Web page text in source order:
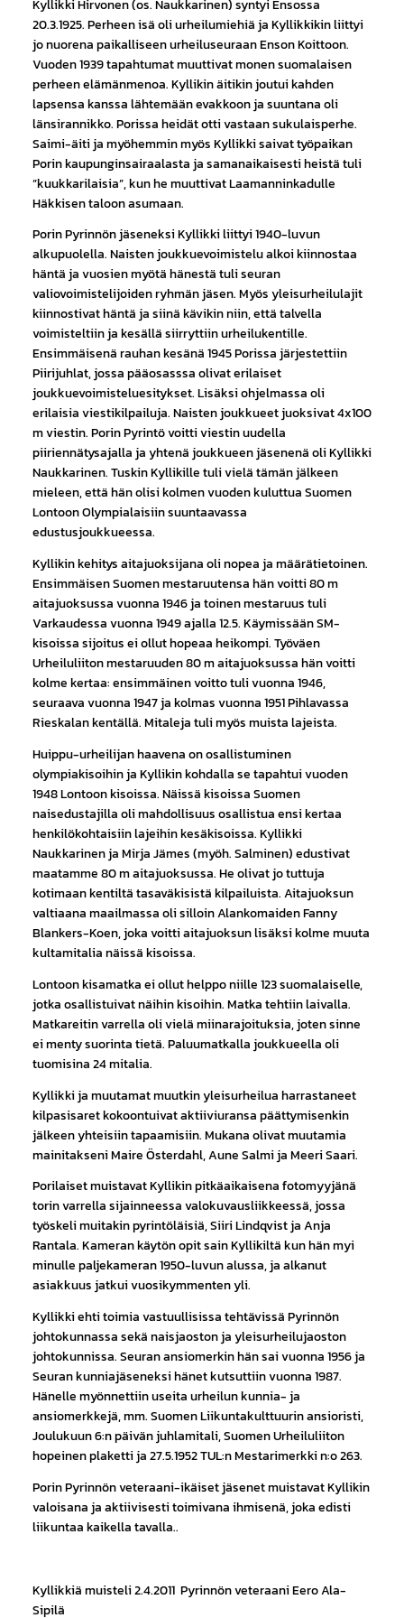
Kyllikki Hirvonen (os. Naukkarinen) syntyi Ensossa
20.3.1925. Perheen isä oli urheilumiehiä ja Kyllikkikin liittyi
jo nuorena paikalliseen urheiluseuraan Enson Koittoon.
Vuoden 1939 tapahtumat muuttivat monen suomalaisen
perheen elämänmenoa. Kyllikin äitikin joutui kahden
lapsensa kanssa lähtemään evakkoon ja suuntana oli
länsirannikko. Porissa heidät otti vastaan sukulaisperhe.
Saimi-äiti ja myöhemmin myös Kyllikki saivat työpaikan
Porin kaupunginsairaalasta ja samanaikaisesti heistä tuli
”kuukkarilaisia”, kun he muuttivat Laamanninkadulle
Häkkisen taloon asumaan.
Porin Pyrinnön jäseneksi Kyllikki liittyi 1940-luvun
alkupuolella. Naisten joukkuevoimistelu alkoi kiinnostaa
häntä ja vuosien myötä hänestä tuli seuran
valiovoimistelijoiden ryhmän jäsen. Myös yleisurheilulajit
kiinnostivat häntä ja siinä kävikin niin, että talvella
voimisteltiin ja kesällä siirryttiin urheilukentille.
Ensimmäisenä rauhan kesänä 1945 Porissa järjestettiin
Piirijuhlat, jossa pääosasssa olivat erilaiset
joukkuevoimisteluesitykset. Lisäksi ohjelmassa oli
erilaisia viestikilpailuja. Naisten joukkueet juoksivat 4x100
m viestin. Porin Pyrintö voitti viestin uudella
piiriennätysajalla ja yhtenä joukkueen jäsenenä oli Kyllikki
Naukkarinen. Tuskin Kyllikille tuli vielä tämän jälkeen
mieleen, että hän olisi kolmen vuoden kuluttua Suomen
Lontoon Olympialaisiin suuntaavassa
edustusjoukkueessa.
Kyllikin kehitys aitajuoksijana oli nopea ja määrätietoinen.
Ensimmäisen Suomen mestaruutensa hän voitti 80 m
aitajuoksussa vuonna 1946 ja toinen mestaruus tuli
Varkaudessa vuonna 1949 ajalla 12.5. Käymissään SM-
kisoissa sijoitus ei ollut hopeaa heikompi. Työväen
Urheiluliiton mestaruuden 80 m aitajuoksussa hän voitti
kolme kertaa: ensimmäinen voitto tuli vuonna 1946,
seuraava vuonna 1947 ja kolmas vuonna 1951 Pihlavassa
Rieskalan kentällä. Mitaleja tuli myös muista lajeista.
Huippu-urheilijan haavena on osallistuminen
olympiakisoihin ja Kyllikin kohdalla se tapahtui vuoden
1948 Lontoon kisoissa. Näissä kisoissa Suomen
naisedustajilla oli mahdollisuus osallistua ensi kertaa
henkilökohtaisiin lajeihin kesäkisoissa. Kyllikki
Naukkarinen ja Mirja Jämes (myöh. Salminen) edustivat
maatamme 80 m aitajuoksussa. He olivat jo tuttuja
kotimaan kentiltä tasaväkisistä kilpailuista. Aitajuoksun
valtiaana maailmassa oli silloin Alankomaiden Fanny
Blankers-Koen, joka voitti aitajuoksun lisäksi kolme muuta
kultamitalia näissä kisoissa.
Lontoon kisamatka ei ollut helppo niille 123 suomalaiselle,
jotka osallistuivat näihin kisoihin. Matka tehtiin laivalla.
Matkareitin varrella oli vielä miinarajoituksia, joten sinne
ei menty suorinta tietä. Paluumatkalla joukkueella oli
tuomisina 24 mitalia.
Kyllikki ja muutamat muutkin yleisurheilua harrastaneet
kilpasisaret kokoontuivat aktiiviuransa päättymisenkin
jälkeen yhteisiin tapaamisiin. Mukana olivat muutamia
mainitakseni Maire Österdahl, Aune Salmi ja Meeri Saari.
Porilaiset muistavat Kyllikin pitkäaikaisena fotomyyjänä
torin varrella sijainneessa valokuvausliikkeessä, jossa
työskeli muitakin pyrintöläisiä, Siiri Lindqvist ja Anja
Rantala. Kameran käytön opit sain Kyllikiltä kun hän myi
minulle paljekameran 1950-luvun alussa, ja alkanut
asiakkuus jatkui vuosikymmenten yli.
Kyllikki ehti toimia vastuullisissa tehtävissä Pyrinnön
johtokunnassa sekä naisjaoston ja yleisurheilujaoston
johtokunnissa. Seuran ansiomerkin hän sai vuonna 1956 ja
Seuran kunniajäseneksi hänet kutsuttiin vuonna 1987.
Hänelle myönnettiin useita urheilun kunnia- ja
ansiomerkkejä, mm. Suomen Liikuntakulttuurin ansioristi,
Joulukuun 6:n päivän juhlamitali, Suomen Urheiluliiton
hopeinen plaketti ja 27.5.1952 TUL:n Mestarimerkki n:o 263.
Porin Pyrinnön veteraani-ikäiset jäsenet muistavat Kyllikin
valoisana ja aktiivisesti toimivana ihmisenä, joka edisti
liikuntaa kaikella tavalla..
Kyllikkiä muisteli 2.4.2011 Pyrinnön veteraani Eero Ala-
Sipilä